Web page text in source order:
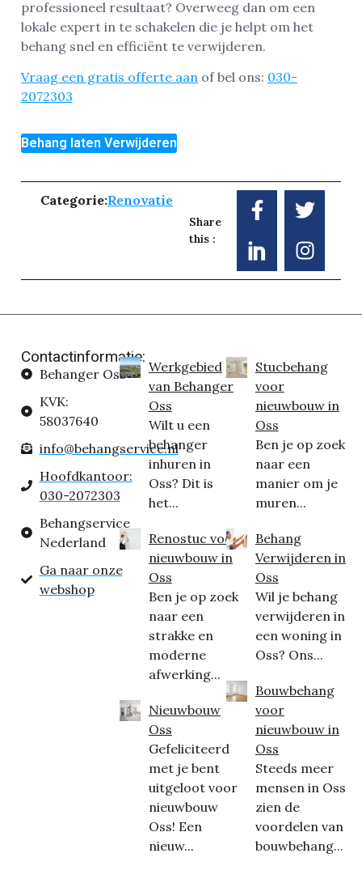
professioneel resultaat? Overweeg dan om een
lokale expert in te schakelen die je helpt om het
behang snel en efficiënt te verwijderen.
Vraag een gratis offerte aan of bel ons: 030-
2072303
Behang laten Verwijderen
Categorie:Renovatie
Share
this :
Contactinformatie:
Behanger Oss
KVK:
58037640
info@behangservice.nl
Hoofdkantoor:
030-2072303
Behangservice
Nederland
Ga naar onze
webshop
Werkgebied
van Behanger
Oss
Wilt u een
behanger
inhuren in
Oss? Dit is
het...
Renostuc voor
nieuwbouw in
Oss
Ben je op zoek
naar een
strakke en
moderne
afwerking...
Nieuwbouw
Oss
Gefeliciteerd
met je bent
uitgeloot voor
nieuwbouw
Oss! Een
nieuw...
Stucbehang
voor
nieuwbouw in
Oss
Ben je op zoek
naar een
manier om je
muren...
Behang
Verwijderen in
Oss
Wil je behang
verwijderen in
een woning in
Oss? Ons...
Bouwbehang
voor
nieuwbouw in
Oss
Steeds meer
mensen in Oss
zien de
voordelen van
bouwbehang...